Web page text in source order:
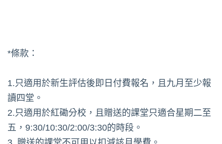
*條款：
1.只適用於新生評估後即日付費報名，且九月至少報
讀四堂。
2.只適用於紅磡分校，且贈送的課堂只適合星期二至
五，9:30/10:30/2:00/3:30的時段。